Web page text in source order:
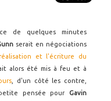
de quelques minutes
serait en négociations
et l'écriture du
alors été mis à feu et à
, d'un côté les contre,
pensée pour Gavin